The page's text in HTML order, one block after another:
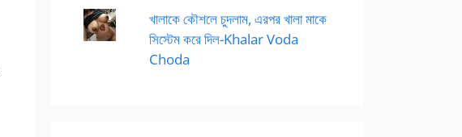
খালাকে কৌশলে চুদলাম, এরপর খালা মাকে
সিস্টেম করে দিল-Khalar Voda
Choda